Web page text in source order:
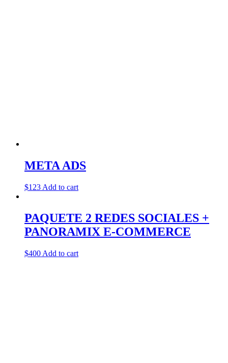
META ADS
$123 Add to cart
PAQUETE 2 REDES SOCIALES +
PANORAMIX E-COMMERCE
$400 Add to cart